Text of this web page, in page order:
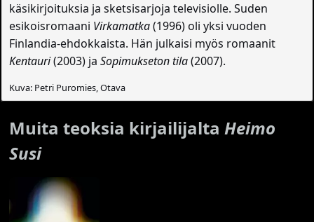
käsikirjoituksia ja sketsisarjoja televisiolle. Suden
esikoisromaani Virkamatka(1996) oli yksi vuoden
Finlandia-ehdokkaista. Hän julkaisi myös romaanit
Kentauri(2003) jaSopimukseton tila(2007).
Kuva: Petri Puromies, Otava
Muita teoksia kirjailijaltaHeimo
Susi